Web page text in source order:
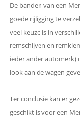
De banden van een
goede rijligging te
veel keuze is in
remschijven en
ieder ander automerk)
look aan de wagen
Ter conclusie kan er
geschikt is voor een